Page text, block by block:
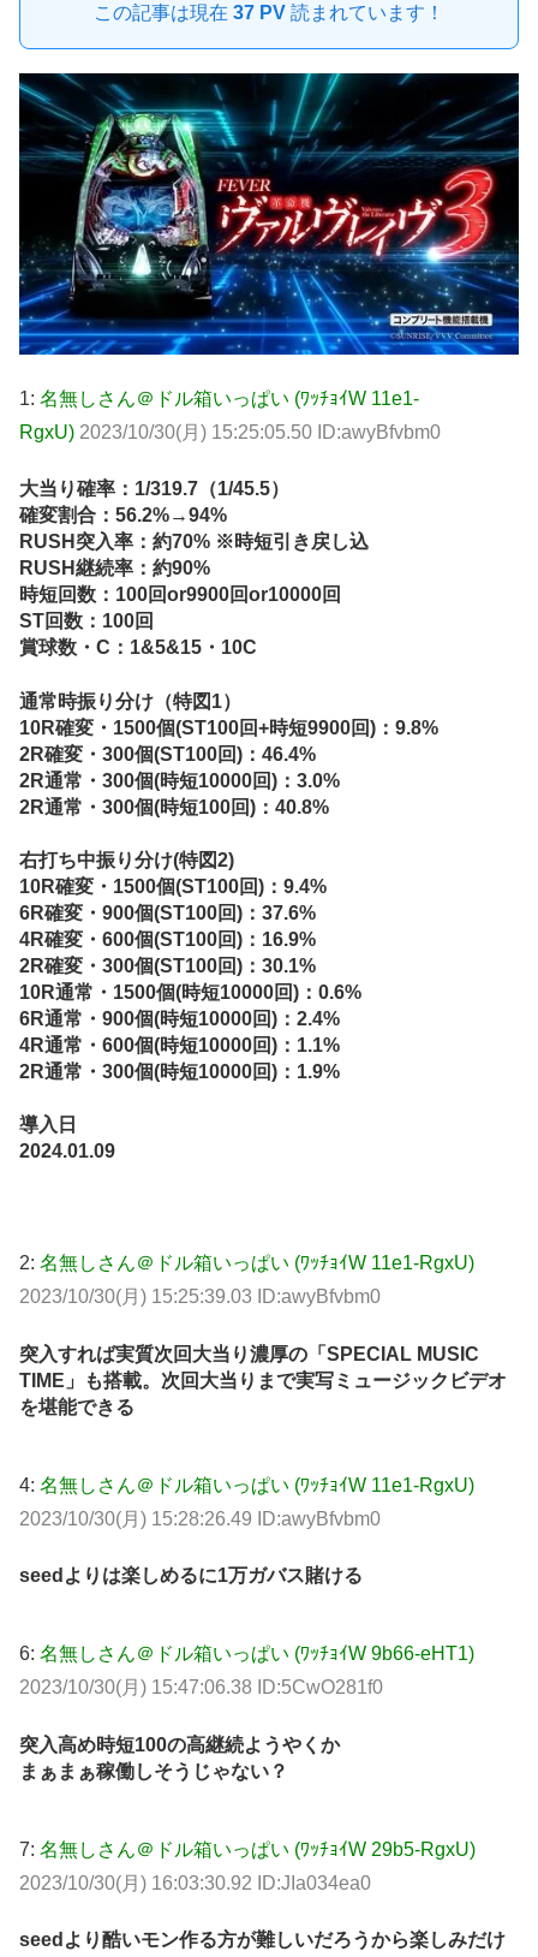
この記事は現在 37 PV 読まれています！
1: 名無しさん＠ドル箱いっぱい (ﾜｯﾁｮｲW 11e1-
RgxU) 2023/10/30(月) 15:25:05.50 ID:awyBfvbm0
大当り確率：1/319.7（1/45.5）
確変割合：56.2%→94%
RUSH突入率：約70% ※時短引き戻し込
RUSH継続率：約90%
時短回数：100回or9900回or10000回
ST回数：100回
賞球数・C：1&5&15・10C
通常時振り分け（特図1）
10R確変・1500個(ST100回+時短9900回)：9.8%
2R確変・300個(ST100回)：46.4%
2R通常・300個(時短10000回)：3.0%
2R通常・300個(時短100回)：40.8%
右打ち中振り分け(特図2)
10R確変・1500個(ST100回)：9.4%
6R確変・900個(ST100回)：37.6%
4R確変・600個(ST100回)：16.9%
2R確変・300個(ST100回)：30.1%
10R通常・1500個(時短10000回)：0.6%
6R通常・900個(時短10000回)：2.4%
4R通常・600個(時短10000回)：1.1%
2R通常・300個(時短10000回)：1.9%
導入日
2024.01.09
2: 名無しさん＠ドル箱いっぱい (ﾜｯﾁｮｲW 11e1-RgxU)
2023/10/30(月) 15:25:39.03 ID:awyBfvbm0
突入すれば実質次回大当り濃厚の「SPECIAL MUSIC
TIME」も搭載。次回大当りまで実写ミュージックビデオ
を堪能できる
4: 名無しさん＠ドル箱いっぱい (ﾜｯﾁｮｲW 11e1-RgxU)
2023/10/30(月) 15:28:26.49 ID:awyBfvbm0
seedよりは楽しめるに1万ガバス賭ける
6: 名無しさん＠ドル箱いっぱい (ﾜｯﾁｮｲW 9b66-eHT1)
2023/10/30(月) 15:47:06.38 ID:5CwO281f0
突入高め時短100の高継続ようやくか
まぁまぁ稼働しそうじゃない？
7: 名無しさん＠ドル箱いっぱい (ﾜｯﾁｮｲW 29b5-RgxU)
2023/10/30(月) 16:03:30.92 ID:JIa034ea0
seedより酷いモン作る方が難しいだろうから楽しみだけ